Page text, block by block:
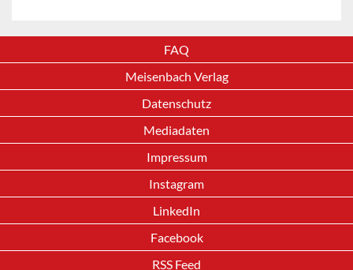
FAQ
Meisenbach Verlag
Datenschutz
Mediadaten
Impressum
Instagram
LinkedIn
Facebook
RSS Feed